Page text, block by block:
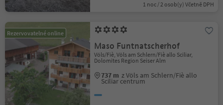
1 noc / 2 osob(y) Včetně DPH
Rezervovatelné online
Maso Funtnatscherhof
Völs/Fiè, Völs am Schlern/Fiè allo Sciliar,
Dolomites Region Seiser Alm
737 m z Völs am Schlern/Fiè allo
Sciliar centrum